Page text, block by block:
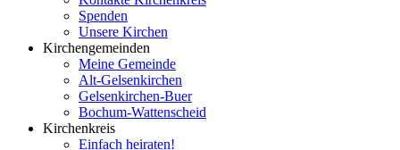
Spenden
Unsere Kirchen
Kirchengemeinden
Meine Gemeinde
Alt-Gelsenkirchen
Gelsenkirchen-Buer
Bochum-Wattenscheid
Kirchenkreis
Einfach heiraten!